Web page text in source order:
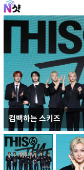
컴백하는 스키즈
이번주 국회에는 무